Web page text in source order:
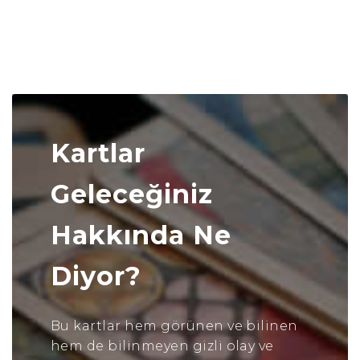
Kartlar
Geleceğiniz
Hakkında Ne
Diyor?
Bu kartlar hem görünen ve bilinen
hem de bilinmeyen gizli olay ve